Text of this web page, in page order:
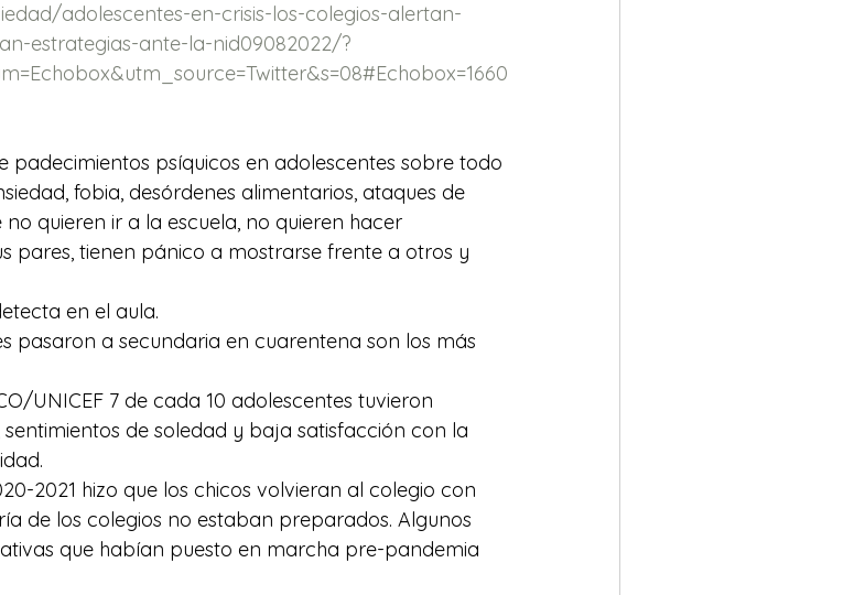
adolescentes-en-crisis-los-colegios-alertan-
estrategias-ante-la-nid09082022/?
padecimientos psíquicos en adolescentes sobre todo
fobia, desórdenes alimentarios, ataques de
quieren ir a la escuela, no quieren hacer
pares, tienen pánico a mostrarse frente a otros y
en el aula.
pasaron a secundaria en cuarentena son los más
UNICEF 7 de cada 10 adolescentes tuvieron
de soledad y baja satisfacción con la
2021 hizo que los chicos volvieran al colegio con
de los colegios no estaban preparados. Algunos
que habían puesto en marcha pre-pandemia